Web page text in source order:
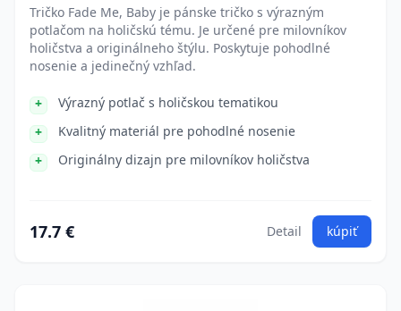
Tričko Fade Me, Baby je pánske tričko s výrazným
potlačom na holičskú tému. Je určené pre milovníkov
holičstva a originálneho štýlu. Poskytuje pohodlné
nosenie a jedinečný vzhľad.
Výrazný potlač s holičskou tematikou
Kvalitný materiál pre pohodlné nosenie
Originálny dizajn pre milovníkov holičstva
17.7 € Detail kúpiť